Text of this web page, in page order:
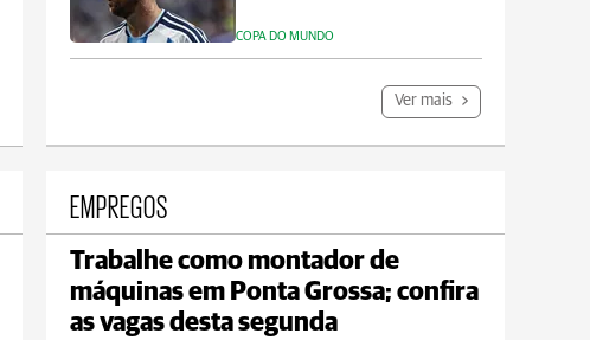
COPA DO MUNDO
Ver mais
Jaguariaíva
max 20°C min 18°C
EMPREGOS
Trabalhe como montador de
máquinas em Ponta Grossa; confira
as vagas desta segunda